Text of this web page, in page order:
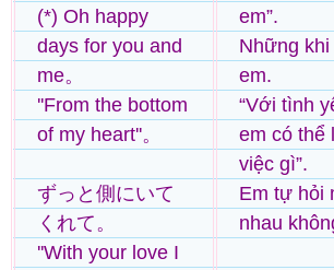
(*) Oh happy
days for you and
me。
''From the bottom
of my heart''。
ずっと側にいて
くれて。
''With your love I
em”.
Những
em.
“Với tình
em có thể
việc gì”.
Em tự hỏi
nhau